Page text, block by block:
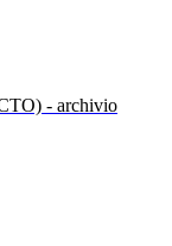
- archivio